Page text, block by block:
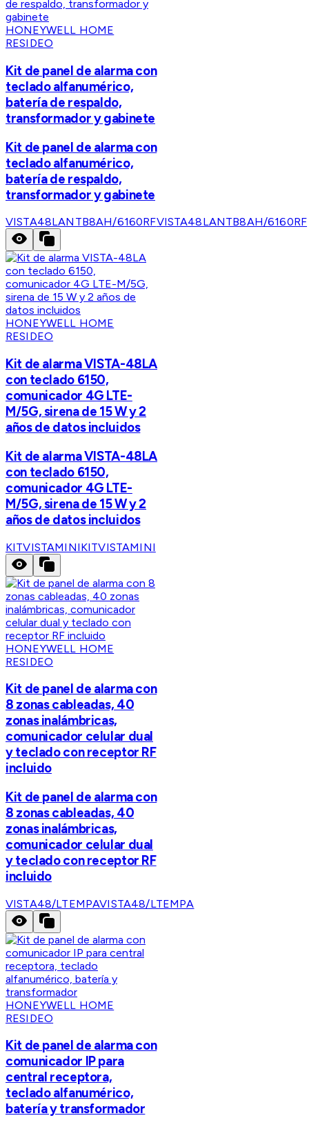
HONEYWELL HOME
RESIDEO
Kit de panel de alarma con
teclado alfanumérico,
batería de respaldo,
transformador y gabinete
Kit de panel de alarma con
teclado alfanumérico,
batería de respaldo,
transformador y gabinete
VISTA48LANTB8AH/6160RFVISTA48LANTB8AH/6160RF
HONEYWELL HOME
RESIDEO
Kit de alarma VISTA-48LA
con teclado 6150,
comunicador 4G LTE-
M/5G, sirena de 15 W y 2
años de datos incluidos
Kit de alarma VISTA-48LA
con teclado 6150,
comunicador 4G LTE-
M/5G, sirena de 15 W y 2
años de datos incluidos
KITVISTAMINIKITVISTAMINI
HONEYWELL HOME
RESIDEO
Kit de panel de alarma con
8 zonas cableadas, 40
zonas inalámbricas,
comunicador celular dual
y teclado con receptor RF
incluido
Kit de panel de alarma con
8 zonas cableadas, 40
zonas inalámbricas,
comunicador celular dual
y teclado con receptor RF
incluido
VISTA48/LTEMPAVISTA48/LTEMPA
HONEYWELL HOME
RESIDEO
Kit de panel de alarma con
comunicador IP para
central receptora,
teclado alfanumérico,
batería y transformador